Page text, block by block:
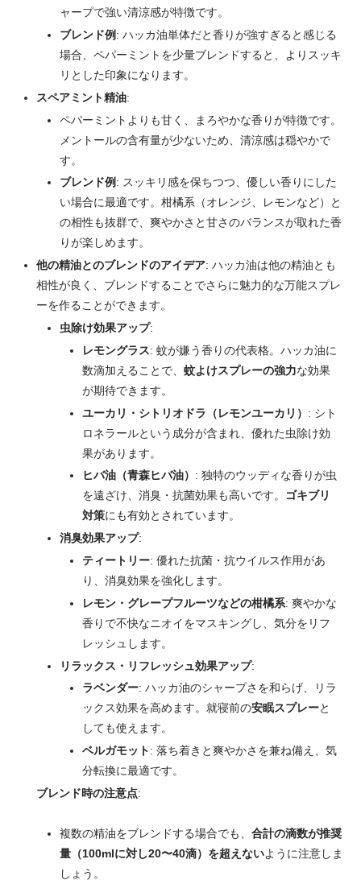
ャープで強い清涼感が特徴です。
ブレンド例: ハッカ油単体だと香りが強すぎると感じる
場合、ペパーミントを少量ブレンドすると、よりスッキ
リとした印象になります。
スペアミント精油:
ペパーミントよりも甘く、まろやかな香りが特徴です。
メントールの含有量が少ないため、清涼感は穏やかで
す。
ブレンド例: スッキリ感を保ちつつ、優しい香りにした
い場合に最適です。柑橘系（オレンジ、レモンなど）と
の相性も抜群で、爽やかさと甘さのバランスが取れた香
りが楽しめます。
他の精油とのブレンドのアイデア: ハッカ油は他の精油とも
相性が良く、ブレンドすることでさらに魅力的な万能スプレ
ーを作ることができます。
虫除け効果アップ:
レモングラス: 蚊が嫌う香りの代表格。ハッカ油に
数滴加えることで、蚊よけスプレーの強力な効果
が期待できます。
ユーカリ・シトリオドラ（レモンユーカリ） : シト
ロネラールという成分が含まれ、優れた虫除け効
果があります。
ヒバ油（青森ヒバ油） : 独特のウッディな香りが虫
を遠ざけ、消臭・抗菌効果も高いです。 ゴキブリ
対策にも有効とされています。
消臭効果アップ:
ティートリー: 優れた抗菌・抗ウイルス作用があ
り、消臭効果を強化します。
レモン・グレープフルーツなどの柑橘系: 爽やかな
香りで不快なニオイをマスキングし、気分をリフ
レッシュします。
リラックス・リフレッシュ効果アップ:
ラベンダー: ハッカ油のシャープさを和らげ、リラ
ックス効果を高めます。就寝前の安眠スプレーと
しても使えます。
ベルガモット: 落ち着きと爽やかさを兼ね備え、気
分転換に最適です。
ブレンド時の注意点:
複数の精油をブレンドする場合でも、 合計の滴数が推奨
量（100mlに対し20〜40滴）を超えないように注意しま
しょう。